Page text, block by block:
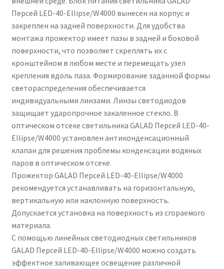
Персей LED-40-Ellipse/W4000 вынесен на корпус и
закреплен на задней поверхности. Для удобства
монтажа прожектор имеет пазы в задней и боковой
поверхности, что позволяет скреплять их с
кронштейном в любом месте и перемещать узел
крепления вдоль паза. Формирование заданной формы
светораспределения обеспечивается
индивидуальными линзами. Линзы светодиодов
защищает ударопрочное закаленное стекло. В
оптическом отсеке светильника GALAD Персей LED-40-
Ellipse/W4000 установлен антиконденсационный
клапан для решения проблемы конденсации водяных
паров в оптическом отсеке.
Прожектор GALAD Персей LED-40-Ellipse/W4000
рекомендуется устанавливать на горизонтальную,
вертикальную или наклонную поверхность.
Допускается установка на поверхность из сгораемого
материала.
С помощью линейных светодиодных светильников
GALAD Персей LED-40-Ellipse/W4000 можно создать
эффектное заливающее освещение различной